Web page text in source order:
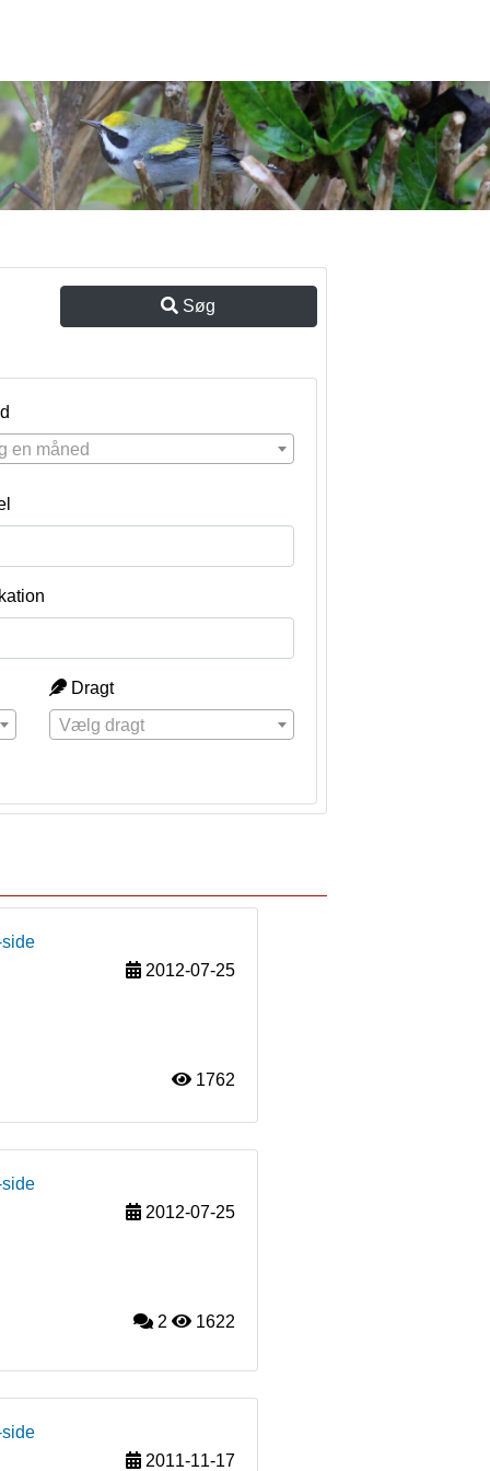
Søg
en måned
Dragt
Vælg dragt
2012-07-25
1762
2012-07-25
2 1622
2011-11-17